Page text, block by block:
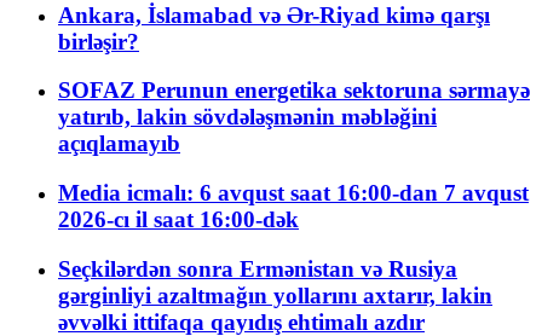
Ankara, İslamabad və Ər-Riyad kimə qarşı
birləşir?
SOFAZ Perunun energetika sektoruna sərmayə
yatırıb, lakin sövdələşmənin məbləğini
açıqlamayıb
Media icmalı: 6 avqust saat 16:00-dan 7 avqust
2026-cı il saat 16:00-dək
Seçkilərdən sonra Ermənistan və Rusiya
gərginliyi azaltmağın yollarını axtarır, lakin
əvvəlki ittifaqa qayıdış ehtimalı azdır